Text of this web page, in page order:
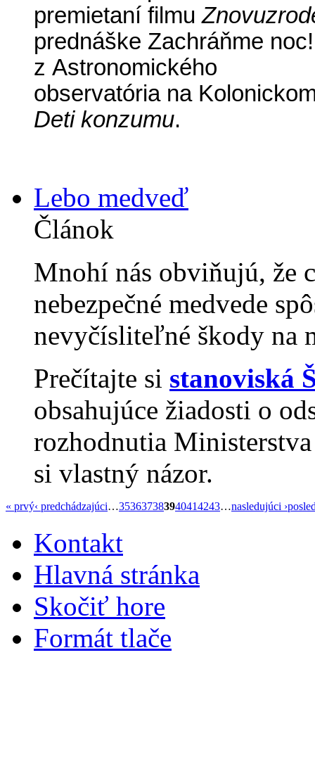
premietaní filmu
prednáške Zachráňme
z Astronomického
observatória na
Deti konzumu.
Lebo medveď
Článok
Mnohí nás obviňujú, že
nebezpečné medvede
nevyčísliteľné škody na
Prečítajte si stanoviská
obsahujúce žiadosti o
rozhodnutia
si vlastný názor.
« prvý‹ predchádzajúci…353637383940414243…nasledujúci ›
Kontakt
Hlavná stránka
Skočiť hore
Formát tlače